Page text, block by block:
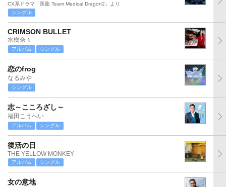
CX系ドラマ「医龍 Team Medical Dragon2」より
シングル
CRIMSON BULLET
水樹奈々
アルバム シングル
恋のfrog
なるみや
シングル
志～こころざし～
福田こうへい
アルバム シングル
復活の日
THE YELLOW MONKEY
アルバム シングル
女の意地